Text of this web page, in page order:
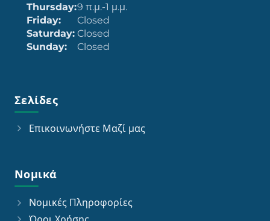
Thursday:9 π.μ.-1 μ.μ.
Friday:
Closed
Saturday: Closed
Sunday:
Closed
Σελίδες
Επικοινωνήστε Μαζί μας
Νομικά
Νομικές Πληροφορίες